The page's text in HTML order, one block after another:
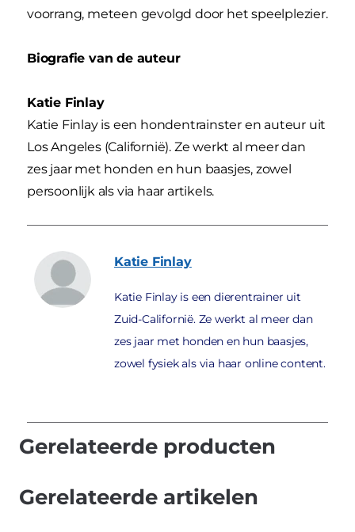
voorrang, meteen gevolgd door het speelplezier.
Biografie van de auteur
Katie Finlay
Katie Finlay is een hondentrainster en auteur uit
Los Angeles (Californië). Ze werkt al meer dan
zes jaar met honden en hun baasjes, zowel
persoonlijk als via haar artikels.
Katie Finlay
Katie Finlay is een dierentrainer uit
Zuid-Californië. Ze werkt al meer dan
zes jaar met honden en hun baasjes,
zowel fysiek als via haar online content.
Gerelateerde producten
Gerelateerde artikelen